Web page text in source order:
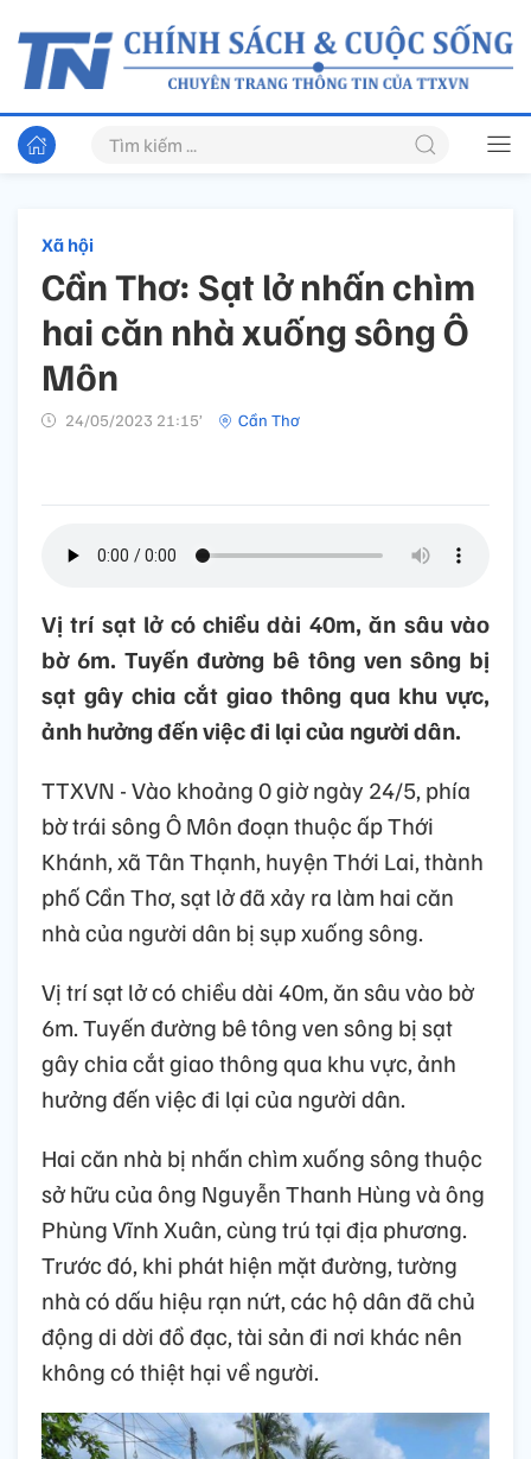
Xã hội
Cần Thơ: Sạt lở nhấn chìm
hai căn nhà xuống sông Ô
Môn
24/05/2023 21:15’ Cần Thơ
Vị trí sạt lở có chiều dài 40m, ăn sâu vào
bờ 6m. Tuyến đường bê tông ven sông bị
sạt gây chia cắt giao thông qua khu vực,
ảnh hưởng đến việc đi lại của người dân.
TTXVN - Vào khoảng 0 giờ ngày 24/5, phía
bờ trái sông Ô Môn đoạn thuộc ấp Thới
Khánh, xã Tân Thạnh, huyện Thới Lai, thành
phố Cần Thơ, sạt lở đã xảy ra làm hai căn
nhà của người dân bị sụp xuống sông.
Vị trí sạt lở có chiều dài 40m, ăn sâu vào bờ
6m. Tuyến đường bê tông ven sông bị sạt
gây chia cắt giao thông qua khu vực, ảnh
hưởng đến việc đi lại của người dân.
Hai căn nhà bị nhấn chìm xuống sông thuộc
sở hữu của ông Nguyễn Thanh Hùng và ông
Phùng Vĩnh Xuân, cùng trú tại địa phương.
Trước đó, khi phát hiện mặt đường, tường
nhà có dấu hiệu rạn nứt, các hộ dân đã chủ
động di dời đồ đạc, tài sản đi nơi khác nên
không có thiệt hại về người.